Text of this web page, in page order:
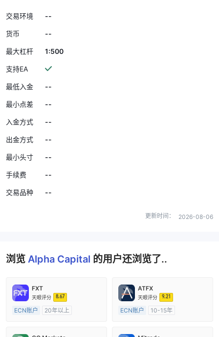
交易环境 --
货币 --
最大杠杆 1:500
支持EA
最低入金 --
最小点差 --
入金方式 --
出金方式 --
最小头寸 --
手续费 --
交易品种 --
更新时间： 2026-08-06
浏览 Alpha Capital 的用户还浏览了..
FXT
天眼评分 8.67
ECN账户
20年以上
主标MT4
ATFX
天眼评分 9.21
ECN账户
10-15年
主标MT4